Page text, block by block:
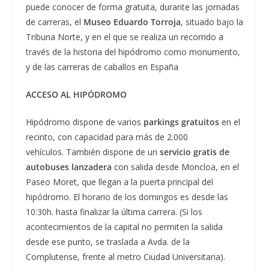
puede conocer de forma gratuita, durante las jornadas
de carreras, el Museo Eduardo Torroja, situado bajo la
Tribuna Norte, y en el que se realiza un recorrido a
través de la historia del hipódromo como monumento,
y de las carreras de caballos en España
ACCESO AL HIPÓDROMO
Hipódromo dispone de varios parkings gratuitosen el
recinto, con capacidad para más de 2.000
vehículos. También dispone de un servicio gratis de
autobuses lanzadera con salida desde Moncloa, en el
Paseo Moret, que llegan a la puerta principal del
hipódromo. El horario de los domingos es desde las
10:30h. hasta finalizar la última carrera. (Si los
acontecimientos de la capital no permiten la salida
desde ese punto, se traslada a Avda. de la
Complutense, frente al metro Ciudad Universitaria).